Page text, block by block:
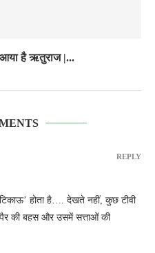
है ऋतुराज |...
होता है…. देखते नहीं, कुछ टीवी
पैर की बहस और उसमें सत्ताओं की
REPLY